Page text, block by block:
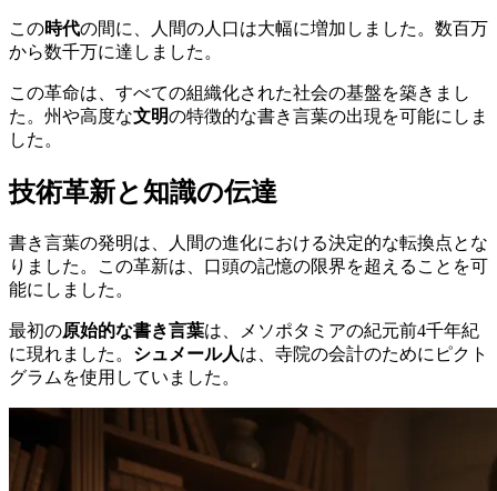
この時代の間に、人間の人口は大幅に増加しました。数百万
から数千万に達しました。
この革命は、すべての組織化された社会の基盤を築きまし
た。州や高度な文明の特徴的な書き言葉の出現を可能にしま
した。
技術革新と知識の伝達
書き言葉の発明は、人間の進化における決定的な転換点とな
りました。この革新は、口頭の記憶の限界を超えることを可
能にしました。
最初の原始的な書き言葉は、メソポタミアの紀元前4千年紀
に現れました。 シュメール人は、寺院の会計のためにピクト
グラムを使用していました。